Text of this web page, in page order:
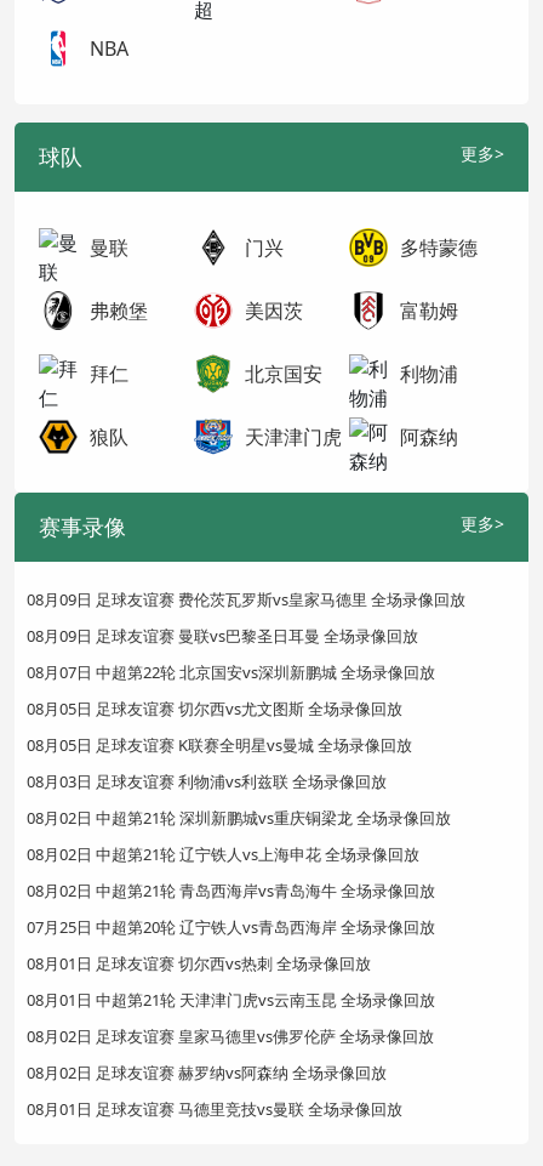
NBA
球队 更多>
曼联 门兴 多特蒙德
弗赖堡 美因茨 富勒姆
拜仁 北京国安 利物浦
狼队 天津津门虎 阿森纳
赛事录像 更多>
08月09日 足球友谊赛 费伦茨瓦罗斯vs皇家马德里 全场录像回放
08月09日 足球友谊赛 曼联vs巴黎圣日耳曼 全场录像回放
08月07日 中超第22轮 北京国安vs深圳新鹏城 全场录像回放
08月05日 足球友谊赛 切尔西vs尤文图斯 全场录像回放
08月05日 足球友谊赛 K联赛全明星vs曼城 全场录像回放
08月03日 足球友谊赛 利物浦vs利兹联 全场录像回放
08月02日 中超第21轮 深圳新鹏城vs重庆铜梁龙 全场录像回放
08月02日 中超第21轮 辽宁铁人vs上海申花 全场录像回放
08月02日 中超第21轮 青岛西海岸vs青岛海牛 全场录像回放
07月25日 中超第20轮 辽宁铁人vs青岛西海岸 全场录像回放
08月01日 足球友谊赛 切尔西vs热刺 全场录像回放
08月01日 中超第21轮 天津津门虎vs云南玉昆 全场录像回放
08月02日 足球友谊赛 皇家马德里vs佛罗伦萨 全场录像回放
08月02日 足球友谊赛 赫罗纳vs阿森纳 全场录像回放
08月01日 足球友谊赛 马德里竞技vs曼联 全场录像回放